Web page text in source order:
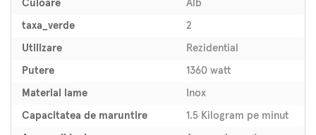
Culoare Alb
taxa_verde 2
Utilizare Rezidential
Putere 1360 watt
Material lame Inox
Capacitatea de maruntire 1.5 Kilogram pe minut